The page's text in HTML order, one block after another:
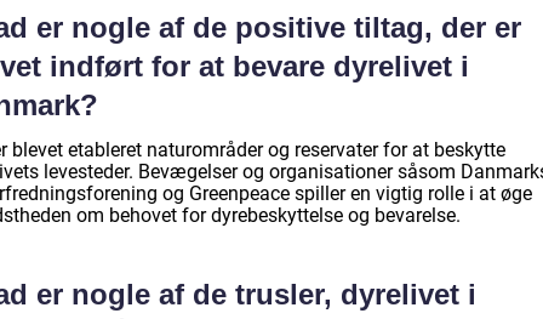
er nogle af de positive tiltag, der er
indført for at bevare dyrelivet i
blevet etableret naturområder og reservater for at beskytte
levesteder. Bevægelser og organisationer såsom
og Greenpeace spiller en vigtig rolle i at øge
om behovet for dyrebeskyttelse og bevarelse.
er nogle af de trusler, dyrelivet i